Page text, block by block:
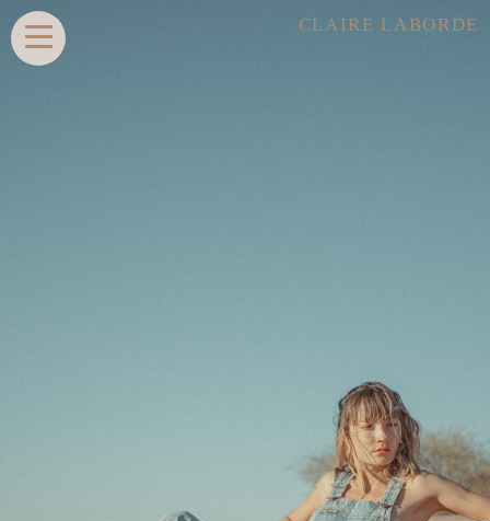
CLAIRE LABORDE